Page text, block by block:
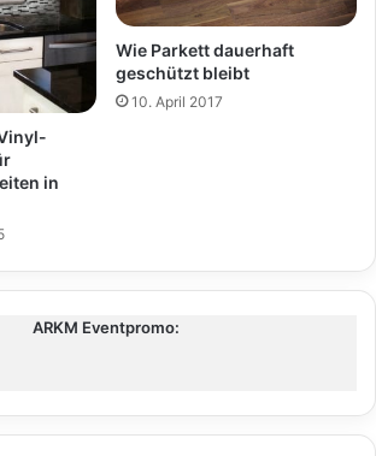
in
Wie Parkett dauerhaft
geschützt bleibt
10. April 2017
ARKM Eventpromo: